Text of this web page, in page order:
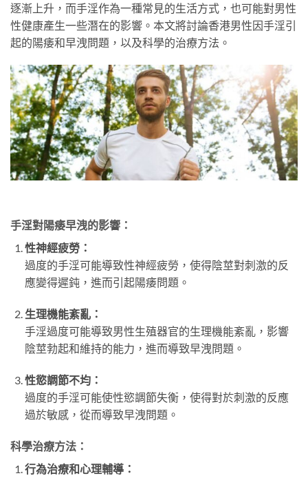
逐漸上升，而手淫作為一種常見的生活方式，也可能對男性
性健康產生一些潛在的影響。本文將討論香港男性因手淫引
起的陽痿和早洩問題，以及科學的治療方法。
手淫對陽痿早洩的影響：
性神經疲勞：
過度的手淫可能導致性神經疲勞，使得陰莖對刺激的反
應變得遲鈍，進而引起陽痿問題。
生理機能紊亂：
手淫過度可能導致男性生殖器官的生理機能紊亂，影響
陰莖勃起和維持的能力，進而導致早洩問題。
性慾調節不均：
過度的手淫可能使性慾調節失衡，使得對於刺激的反應
過於敏感，從而導致早洩問題。
科學治療方法：
行為治療和心理輔導：